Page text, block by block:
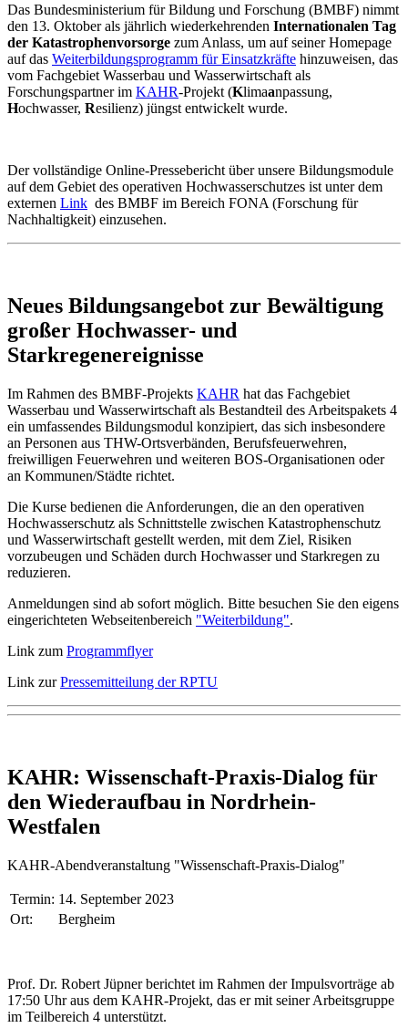
Das Bundesministerium für Bildung und Forschung (BMBF) nimmt
den 13. Oktober als jährlich wiederkehrenden Internationalen Tag
der Katastrophenvorsorge zum Anlass, um auf seiner Homepage
auf das Weiterbildungsprogramm für Einsatzkräfte hinzuweisen, das
vom Fachgebiet Wasserbau und Wasserwirtschaft als
Forschungspartner im KAHR-Projekt (Klimaanpassung,
Hochwasser, Resilienz) jüngst entwickelt wurde.
Der vollständige Online-Pressebericht über unsere Bildungsmodule
auf dem Gebiet des operativen Hochwasserschutzes ist unter dem
externen Link des BMBF im Bereich FONA (Forschung für
Nachhaltigkeit) einzusehen.
Neues Bildungsangebot zur Bewältigung
großer Hochwasser- und
Starkregenereignisse
Im Rahmen des BMBF-Projekts KAHR hat das Fachgebiet
Wasserbau und Wasserwirtschaft als Bestandteil des Arbeitspakets 4
ein umfassendes Bildungsmodul konzipiert, das sich insbesondere
an Personen aus THW-Ortsverbänden, Berufsfeuerwehren,
freiwilligen Feuerwehren und weiteren BOS-Organisationen oder
an Kommunen/Städte richtet.
Die Kurse bedienen die Anforderungen, die an den operativen
Hochwasserschutz als Schnittstelle zwischen Katastrophenschutz
und Wasserwirtschaft gestellt werden, mit dem Ziel, Risiken
vorzubeugen und Schäden durch Hochwasser und Starkregen zu
reduzieren.
Anmeldungen sind ab sofort möglich. Bitte besuchen Sie den eigens
eingerichteten Webseitenbereich "Weiterbildung".
Link zum Programmflyer
Link zurPressemitteilung der RPTU
KAHR: Wissenschaft-Praxis-Dialog für
den Wiederaufbau in Nordrhein-
Westfalen
KAHR-Abendveranstaltung "Wissenschaft-Praxis-Dialog"
Termin: 14. September 2023
Ort:
Bergheim
Prof. Dr. Robert Jüpner berichtet im Rahmen der Impulsvorträge ab
17:50 Uhr aus dem KAHR-Projekt, das er mit seiner Arbeitsgruppe
im Teilbereich 4 unterstützt.